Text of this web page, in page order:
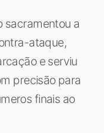
sacramentou a
ataque,
e serviu
precisão para
finais ao